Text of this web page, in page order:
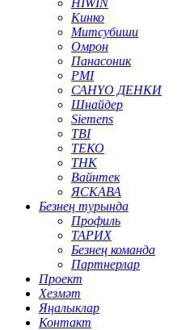
HIWIN
Кинко
Митсубиши
Омрон
Панасоник
PMI
САНYО ДЕНКИ
Шнайдер
Siemens
TBI
ТЕКО
THK
Вайнтек
ЯСКАВА
Безнең турында
Профиль
ТАРИХ
Безнең команда
Партнерлар
Проект
Хезмәт
Яңалыклар
Контакт